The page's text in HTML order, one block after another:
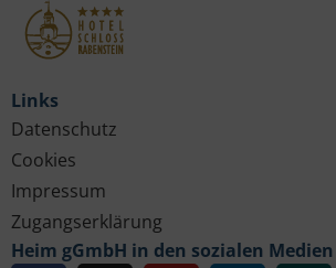
Links
Datenschutz
Cookies
Impressum
Zugangserklärung
Heim gGmbH in den sozialen Medien